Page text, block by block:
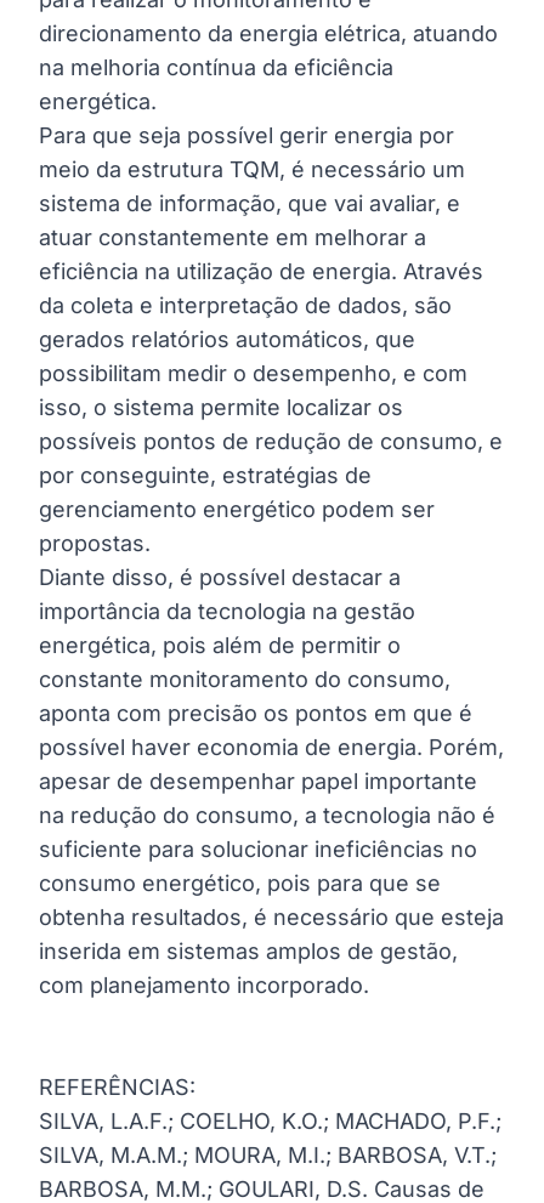
direcionamento da energia elétrica, atuando
na melhoria contínua da eficiência
energética.
Para que seja possível gerir energia por
meio da estrutura TQM, é necessário um
sistema de informação, que vai avaliar, e
atuar constantemente em melhorar a
eficiência na utilização de energia. Através
da coleta e interpretação de dados, são
gerados relatórios automáticos, que
possibilitam medir o desempenho, e com
isso, o sistema permite localizar os
possíveis pontos de redução de consumo, e
por conseguinte, estratégias de
gerenciamento energético podem ser
propostas.
Diante disso, é possível destacar a
importância da tecnologia na gestão
energética, pois além de permitir o
constante monitoramento do consumo,
aponta com precisão os pontos em que é
possível haver economia de energia. Porém,
apesar de desempenhar papel importante
na redução do consumo, a tecnologia não é
suficiente para solucionar ineficiências no
consumo energético, pois para que se
obtenha resultados, é necessário que esteja
inserida em sistemas amplos de gestão,
com planejamento incorporado.
REFERÊNCIAS:
SILVA, L.A.F.; COELHO, K.O.; MACHADO, P.F.;
SILVA, M.A.M.; MOURA, M.I.; BARBOSA, V.T.;
BARBOSA, M.M.; GOULARI, D.S. Causas de